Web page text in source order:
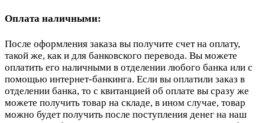
Оплата наличными:
После оформления заказа вы получите счет на оплату,
такой же, как и для банковского перевода. Вы можете
оплатить его наличными в отделении любого банка или с
помощью интернет-банкинга. Если вы оплатили заказ в
отделении банка, то с квитанцией об оплате вы сразу же
можете получить товар на складе, в ином случае, товар
можно будет получить после поступления денег на наш